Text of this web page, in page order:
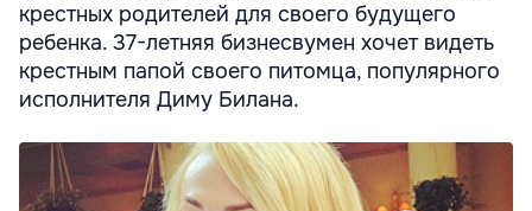
крестных родителей для своего будущего
ребенка. 37-летняя бизнесвумен хочет видеть
крестным папой своего питомца, популярного
исполнителя Диму Билана.